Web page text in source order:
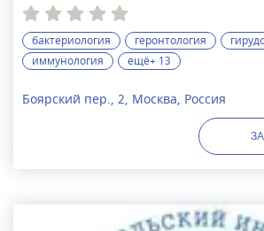
бактериология геронтология
иммунология
ещё+ 13
Боярский пер., 2, Москва, Россия